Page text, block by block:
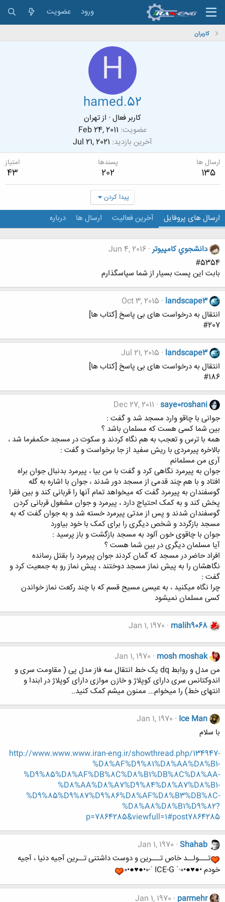
ورود عضویت
کاربران
H
hamed.52
کاربر فعال · ازتهران
عضویت Feb 24, 2011
آخرین بازدید Jul 21, 2021
ارسال ها
135
پسندها
202
امتیاز
43
پیدا کردن
ارسال های پروفایل آخرین فعالیت ارسال ها درباره
دانشجوي كامپيوتر Jun 4, 2016
#5354
بابت این پست بسیار از شما سپاسگذارم
landscape3
Oct 3, 2015
انتقال به درخواست های بی پاسخ [کتاب ها]
#207
landscape3
Jul 21, 2015
انتقال به درخواست های بی پاسخ [کتاب ها]
#186
saye0roshani
Dec 27, 2011
جوانی با چاقو وارد مسجد شد و گفت :
بین شما کسی هست که مسلمان باشد ؟
همه با ترس و تعجب به هم نگاه کردند و سکوت در مسجد حکمفرما شد ،
بالاخره پیرمردی با ریش سفید از جا برخواست و گفت :
آری من مسلمانم
جوان به پیرمرد نگاهی کرد و گفت با من بیا ، پیرمرد بدنبال جوان براه
افتاد و با هم چند قدمی از مسجد دور شدند ، جوان با اشاره به گله
گوسفندان به پیرمرد گفت که میخواهد تمام آنها را قربانی کند و بین فقرا
پخش کند و به کمک احتیاج دارد ، پیرمرد و جوان مشغول قربانی کردن
گوسفندان شدند و پس از مدتی پیرمرد خسته شد و به جوان گفت که به
مسجد بازگردد و شخص دیگری را برای کمک با خود بیاورد
جوان با چاقوی خون آلود به مسجد بازگشت و باز پرسید :
آیا مسلمان دیگری در بین شما هست ؟
افراد حاضر در مسجد که گمان کردند جوان پیرمرد را بقتل رسانده
نگاهشان را به پیش نماز مسجد دوختند ، پیش نماز رو به جمعیت کرد و
گفت :
چرا نگاه میکنید ، به عیسی مسیح قسم که با چند رکعت نماز خواندن
کسی مسلمان نمیشود
malih9068
Jan 1, 1970
mosh moshak
Jan 1, 1970
من مدل و روابط dq یک خط انتقال سه فاز مدل پی ( مقاومت سری و
اندوکتانس سری دارای کوپلاژ و خازن موازی دارای کوپلاژ در ابندا و
انتهای خط) را میخوام... ممنون میشم کمک کنید..
Ice Man
Jan 1, 1970
با سلام
http://www.www.www.iran-eng.ir/showthread.php/134947-
%D8%AF%D9%81%D8%AA%D8%B1-
%D9%85%D8%AF%DB%8C%D8%B1%DB%8C%D8%AA-
%D8%AA%D8%A7%D9%84%D8%A7%D8%B1-
%D9%85%D9%87%D9%86%D8%AF%D8%B3%DB%8C-
%D8%A8%D8%B1%D9%82?
p=7864285&viewfull=1#post7864285
Shahab
Jan 1, 1970
تـــولــد خاص تـــرین و دوست داشتنی تــرین آجیه دنیا ، آجیه
خودم •●♥●•٠·˙ ICE-G ˙·٠•●♥●•٠
parmehr
Jan 1, 1970